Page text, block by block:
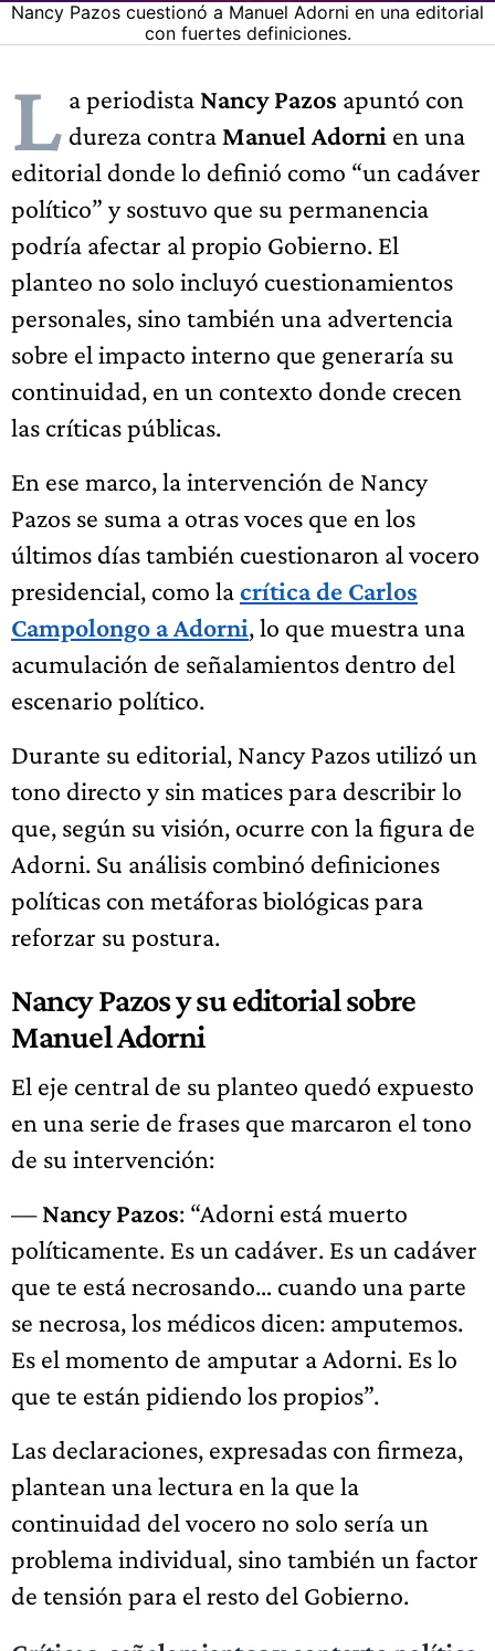
Nancy Pazos cuestionó a Manuel Adorni en una editorial
con fuertes definiciones.
L a periodista Nancy Pazos apuntó con
dureza contra Manuel Adorni en una
editorial donde lo definió como “un cadáver
político” y sostuvo que su permanencia
podría afectar al propio Gobierno. El
planteo no solo incluyó cuestionamientos
personales, sino también una advertencia
sobre el impacto interno que generaría su
continuidad, en un contexto donde crecen
las críticas públicas.
En ese marco, la intervención de Nancy
Pazos se suma a otras voces que en los
últimos días también cuestionaron al vocero
presidencial, como lacrítica de Carlos
Campolongo a Adorni, lo que muestra una
acumulación de señalamientos dentro del
escenario político.
Durante su editorial, Nancy Pazos utilizó un
tono directo y sin matices para describir lo
que, según su visión, ocurre con la figura de
Adorni. Su análisis combinó definiciones
políticas con metáforas biológicas para
reforzar su postura.
Nancy Pazos y su editorial sobre
Manuel Adorni
El eje central de su planteo quedó expuesto
en una serie de frases que marcaron el tono
de su intervención:
—Nancy Pazos: “Adorni está muerto
políticamente. Es un cadáver. Es un cadáver
que te está necrosando… cuando una parte
se necrosa, los médicos dicen: amputemos.
Es el momento de amputar a Adorni. Es lo
que te están pidiendo los propios”.
Las declaraciones, expresadas con firmeza,
plantean una lectura en la que la
continuidad del vocero no solo sería un
problema individual, sino también un factor
de tensión para el resto del Gobierno.